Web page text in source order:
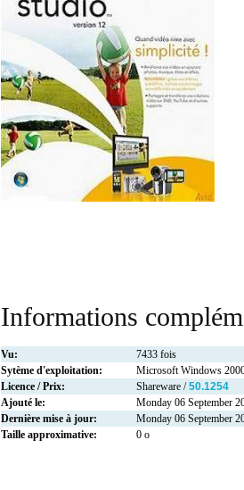
Informations
Vu:
7433 fois
Sytème d'exploitation:
Microsoft Windows
Licence / Prix:
Shareware /50.1254
Ajouté le:
Monday 06 September
Dernière mise à jour:
Monday 06 September
Taille approximative:
0 o